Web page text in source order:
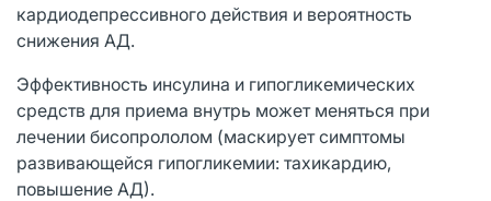
кардиодепрессивного действия и вероятность
снижения АД.
Эффективность инсулина и гипогликемических
средств для приема внутрь может меняться при
лечении бисопрололом (маскирует симптомы
развивающейся гипогликемии: тахикардию,
повышение АД).